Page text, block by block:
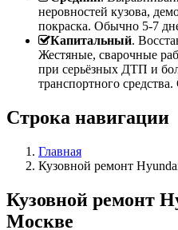
неровностей кузова,
покраска. Обычно 5-7
Капитальный.
Жестяные, сварочные
при серьёзных ДТП и
транспортного
Строка навигации
Главная
Кузовной ремонт
Кузовной ремонт
Москве